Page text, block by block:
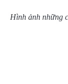
Hình ảnh những